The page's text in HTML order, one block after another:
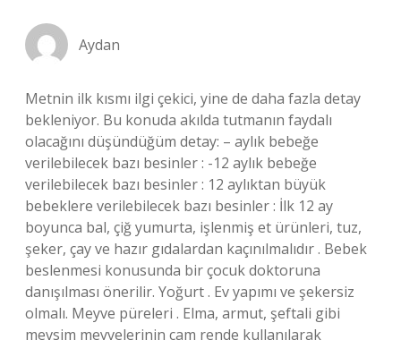
Aydan
Metnin ilk kısmı ilgi çekici, yine de daha fazla detay
bekleniyor. Bu konuda akılda tutmanın faydalı
olacağını düşündüğüm detay: – aylık bebeğe
verilebilecek bazı besinler : -12 aylık bebeğe
verilebilecek bazı besinler : 12 aylıktan büyük
bebeklere verilebilecek bazı besinler : İlk 12 ay
boyunca bal, çiğ yumurta, işlenmiş et ürünleri, tuz,
şeker, çay ve hazır gıdalardan kaçınılmalıdır . Bebek
beslenmesi konusunda bir çocuk doktoruna
danışılması önerilir. Yoğurt . Ev yapımı ve şekersiz
olmalı. Meyve püreleri . Elma, armut, şeftali gibi
mevsim meyvelerinin cam rende kullanılarak